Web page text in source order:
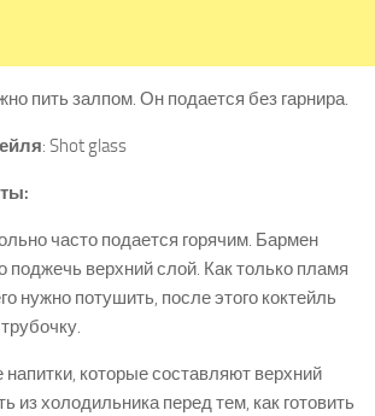
пить залпом. Он подается без гарнира.
: Shot glass
часто подается горячим. Бармен
поджечь верхний слой. Как только пламя
нужно потушить, после этого коктейль
напитки, которые составляют верхний
из холодильника перед тем, как готовить